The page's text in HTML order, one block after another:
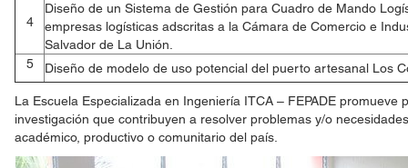
4
Diseño de un Sistema de Gestión para Cuadro de Mando
empresas logísticas adscritas a la Cámara de Comercio e
Salvador de La Unión.
5
Diseño de modelo de uso potencial del puerto artesanal Los
La Escuela Especializada en Ingeniería ITCA – FEPADE promueve
investigación que contribuyen a resolver problemas y/o
académico, productivo o comunitario del país.